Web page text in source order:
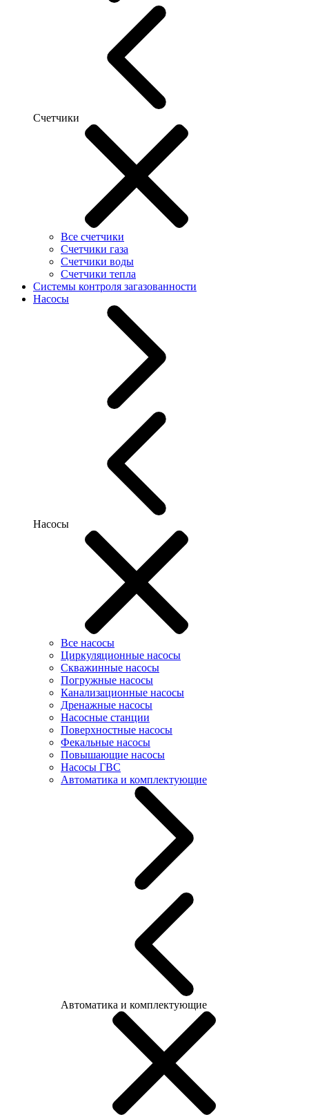
Счетчики
Все счетчики
Счетчики газа
Счетчики воды
Счетчики тепла
Системы контроля загазованности
Насосы
Насосы
Все насосы
Циркуляционные насосы
Скважинные насосы
Погружные насосы
Канализационные насосы
Дренажные насосы
Насосные станции
Поверхностные насосы
Фекальные насосы
Повышающие насосы
Насосы ГВС
Автоматика и комплектующие
Автоматика и комплектующие